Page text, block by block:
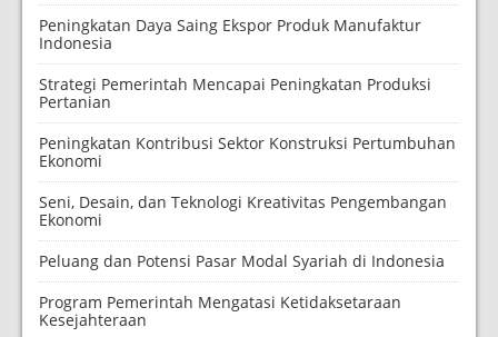
Peningkatan Daya Saing Ekspor Produk Manufaktur
Indonesia
Strategi Pemerintah Mencapai Peningkatan Produksi
Pertanian
Peningkatan Kontribusi Sektor Konstruksi Pertumbuhan
Ekonomi
Seni, Desain, dan Teknologi Kreativitas Pengembangan
Ekonomi
Peluang dan Potensi Pasar Modal Syariah di Indonesia
Program Pemerintah Mengatasi Ketidaksetaraan
Kesejahteraan